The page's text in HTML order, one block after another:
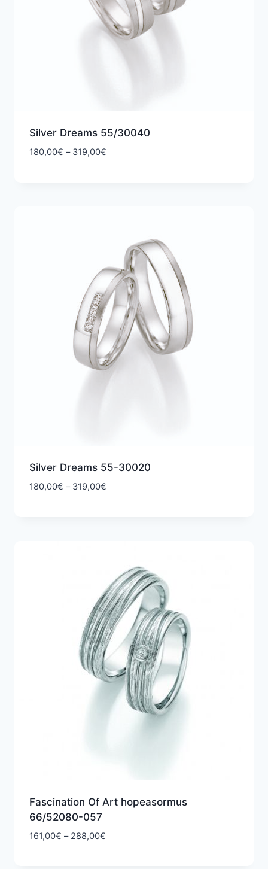
Silver Dreams 55/30040
180,00€ – 319,00€Hintaluokka:
Silver Dreams 55-30020
180,00€ – 319,00€Hintaluokka:
Fascination Of Art hopeasormus
66/52080-057
161,00€ – 288,00€Hintaluokka: